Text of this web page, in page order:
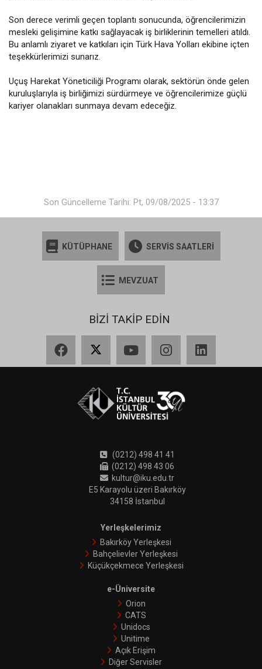
Son derece verimli geçen toplantı sonucunda, öğrencilerimizin
mesleki gelişimine katkı sağlayacak iş birliklerinin temelleri atıldı.
Bu anlamlı ziyaret ve katkıları için Türk Hava Yolları ekibine içten
teşekkürlerimizi sunarız.
Uçuş Harekat Yöneticiliği Programı olarak, sektörün önde gelen
kuruluşlarıyla iş birliğimizi sürdürmeye ve öğrencilerimize güçlü
kariyer olanakları sunmaya devam edeceğiz.
Son Güncelleme Tarihi: Pt, 09/08/2025 - 13:37
KÜTÜPHANE SERVİS SAATLERİ
MEVZUAT
BİZİ TAKİP EDİN
(0212) 498 41 41
(0212) 498 43 06
kultur@iku.edu.tr
E5 Karayolu üzeri Bakırköy
34158 İstanbul
Yerleşkelerimiz
Bakırköy Yerleşkesi
Bahçelievler Yerleşkesi
Küçükçekmece Yerleşkesi
e-Üniversite
Orion
CATS
Unidocs
Unitime
Açık Erişim
Diğer Servisler